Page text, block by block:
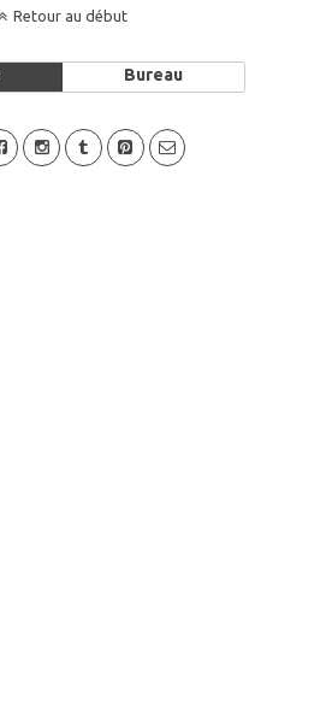
Retour au début
Bureau